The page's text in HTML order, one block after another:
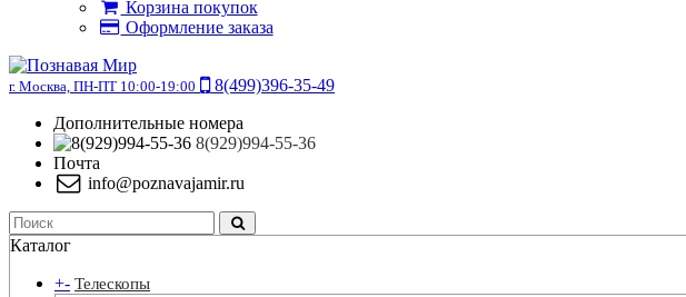
Корзина покупок
Оформление заказа
г. Москва, ПН-ПТ 10:00-19:00
8(499)396-35-49
Дополнительные номера
8(929)994-55-36
Почта
info@poznavajamir.ru
Каталог
+- Телескопы